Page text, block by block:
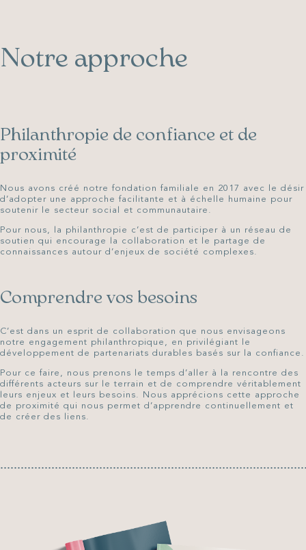
Notre approche
Philanthropie de confiance et de
proximité
Nous avons créé notre fondation familiale en 2017 avec le désir
d’adopter une approche facilitante et à échelle humaine pour
soutenir le secteur social et communautaire.
Pour nous, la philanthropie c’est de participer à un réseau de
soutien qui encourage la collaboration et le partage de
connaissances autour d’enjeux de société complexes.
Comprendre vos besoins
C’est dans un esprit de collaboration que nous envisageons
notre engagement philanthropique, en privilégiant le
développement de partenariats durables basés sur la confiance.
Pour ce faire, nous prenons le temps d’aller à la rencontre des
différents acteurs sur le terrain et de comprendre véritablement
leurs enjeux et leurs besoins. Nous apprécions cette approche
de proximité qui nous permet d’apprendre continuellement et
de créer des liens.